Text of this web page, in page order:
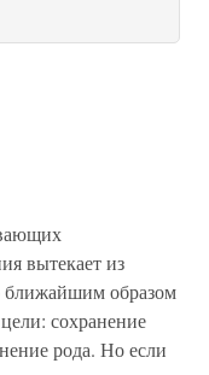
вытекает из
ближайшим образом
сохранение
рода. Но если